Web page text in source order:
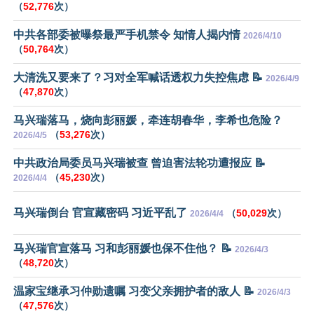
（52,776次）
中共各部委被曝祭最严手机禁令 知情人揭内情 2026/4/10
（50,764次）
大清洗又要来了？习对全军喊话透权力失控焦虑 📝 2026/4/9
（47,870次）
马兴瑞落马，烧向彭丽媛，牵连胡春华，李希也危险？
2026/4/5 （53,276次）
中共政治局委员马兴瑞被查 曾迫害法轮功遭报应 📝
2026/4/4 （45,230次）
马兴瑞倒台 官宣藏密码 习近平乱了 2026/4/4 （50,029次）
马兴瑞官宣落马 习和彭丽媛也保不住他？ 📝 2026/4/3
（48,720次）
温家宝继承习仲勋遗嘱 习变父亲拥护者的敌人 📝 2026/4/3
（47,576次）